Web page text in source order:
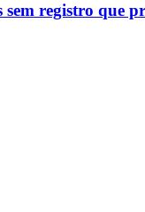
registro que